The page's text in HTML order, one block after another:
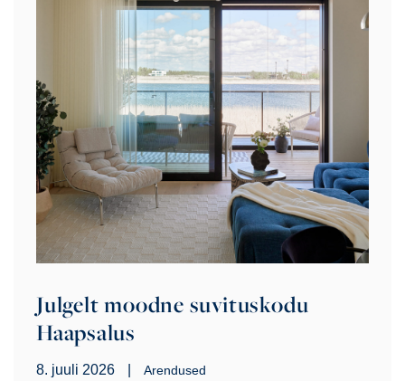
Julgelt moodne suvituskodu
Haapsalus
8. juuli 2026 Arendused